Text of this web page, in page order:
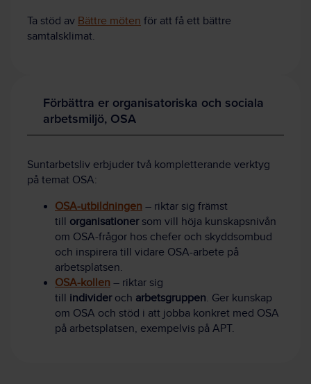
Ta stöd av Bättre möten för att få ett bättre
samtalsklimat.
Förbättra er organisatoriska och sociala
arbetsmiljö, OSA
Suntarbetsliv erbjuder två kompletterande verktyg
på temat OSA:
OSA-utbildningen – riktar sig främst
till organisationer som vill höja kunskapsnivån
om OSA-frågor hos chefer och skyddsombud
och inspirera till vidare OSA-arbete på
arbetsplatsen.
OSA-kollen – riktar sig
till individer och arbetsgruppen. Ger kunskap
om OSA och stöd i att jobba konkret med OSA
på arbetsplatsen, exempelvis på APT.